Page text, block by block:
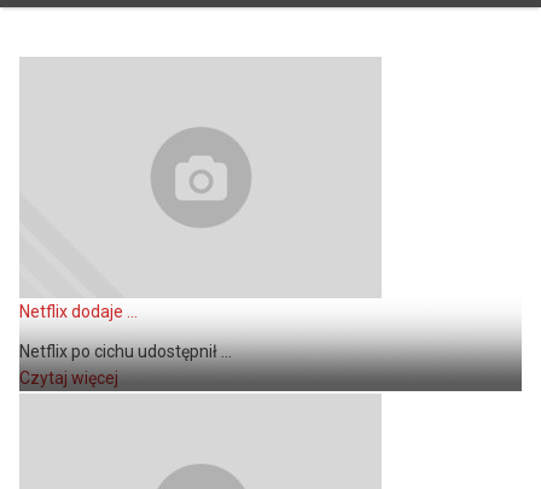
Netflix dodaje ...
Netflix po cichu udostępnił ...
Czytaj więcej